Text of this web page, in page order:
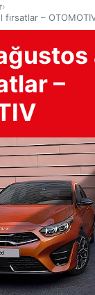
›
fırsatlar –
–